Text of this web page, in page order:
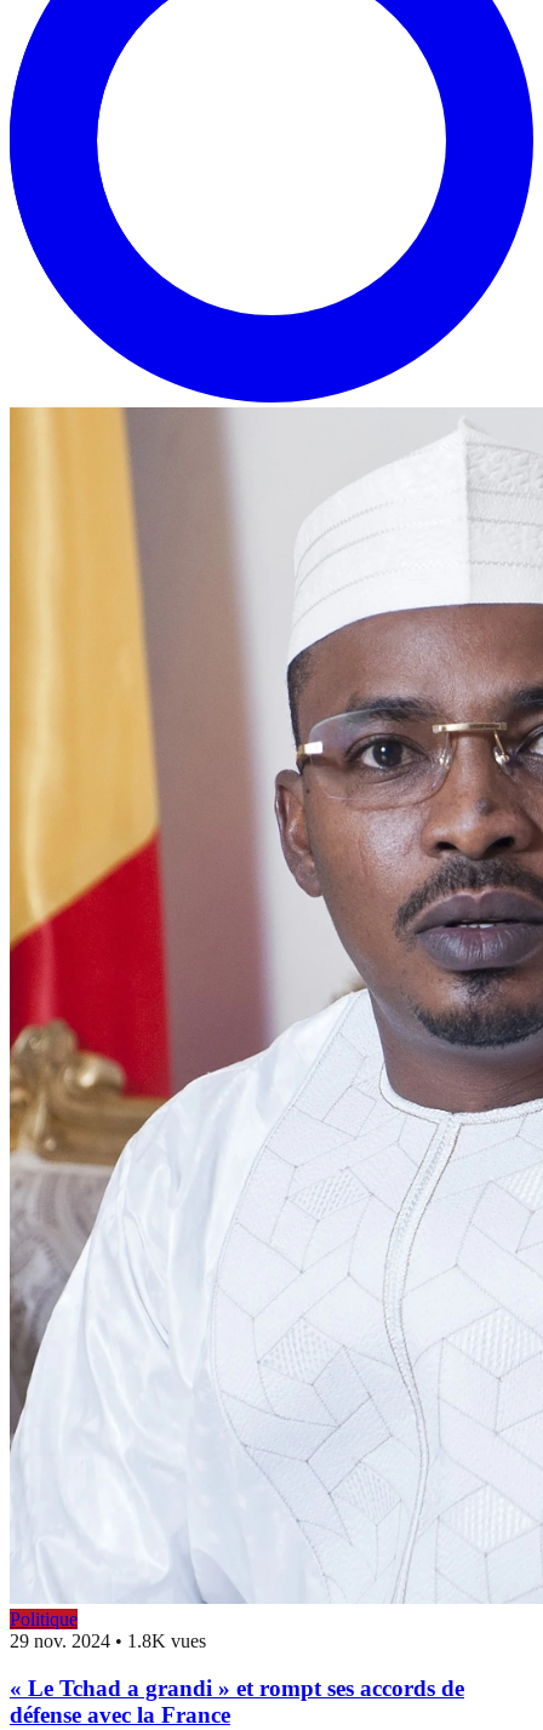
Politique
29 nov. 2024 • 1.8K vues
« Le Tchad a grandi » et rompt ses accords de
défense avec la France